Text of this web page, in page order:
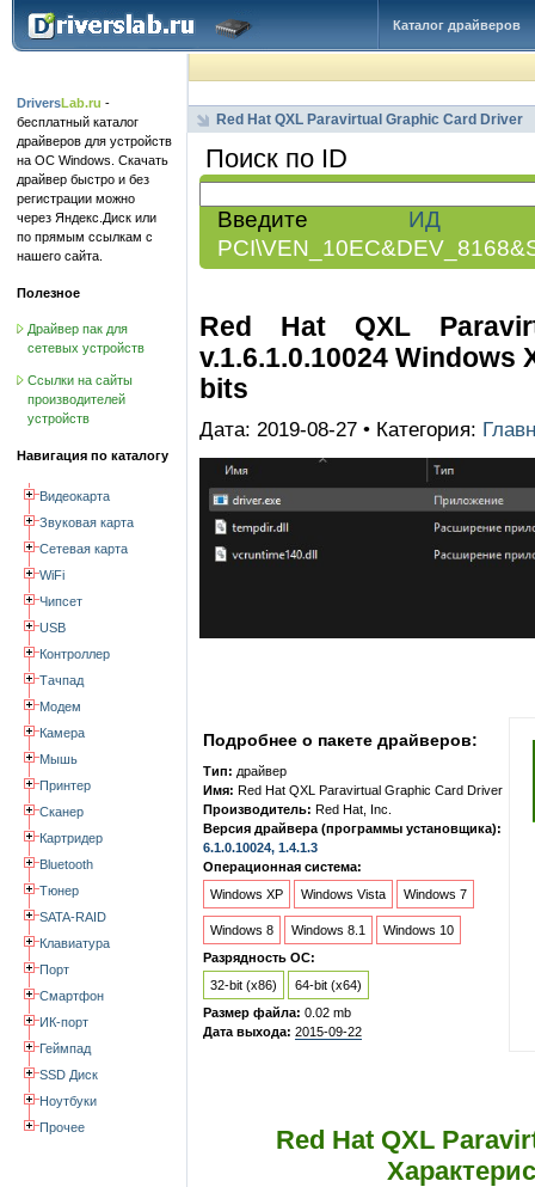
Каталог драйверов
DriversLab.ru -
бесплатный каталог
драйверов для устройств
на ОС Windows. Скачать
драйвер быстро и без
регистрации можно
через Яндекс.Диск или
по прямым ссылкам с
нашего сайта.
Полезное
Драйвер пак для
сетевых устройств
Ссылки на сайты
производителей
устройств
Навигация по каталогу
Видеокарта
Звуковая карта
Сетевая карта
WiFi
Чипсет
USB
Контроллер
Тачпад
Модем
Камера
Мышь
Принтер
Сканер
Картридер
Bluetooth
Тюнер
SATA-RAID
Клавиатура
Порт
Смартфон
ИК-порт
Геймпад
SSD Диск
Ноутбуки
Прочее
Red Hat QXL Paravirtual Graphic Card Driver
Поиск по ID
Введите ИД
Red Hat QXL
v.1.6.1.0.10024 Windows
bits
Дата: 2019-08-27 • Категория:
Подробнее о пакете драйверов:
Тип: драйвер
Имя: Red Hat QXL Paravirtual Graphic Card Driver
Производитель: Red Hat, Inc.
Версия драйвера (программы установщика):
6.1.0.10024, 1.4.1.3
Операционная система:
Windows XP
Windows Vista Windows 7
Windows 8 Windows 8.1
Windows 10
Разрядность ОС:
32-bit (x86)
64-bit (x64)
Размер файла: 0.02 mb
Дата выхода: 2015-09-22
Red Hat QXL